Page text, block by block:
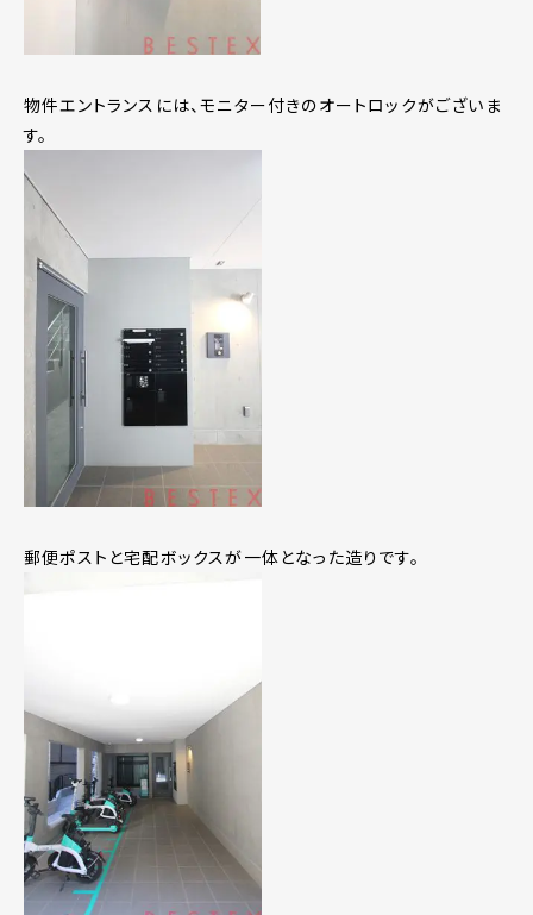
物件エントランスには、モニター付きのオートロックがございま
す。
郵便ポストと宅配ボックスが一体となった造りです。